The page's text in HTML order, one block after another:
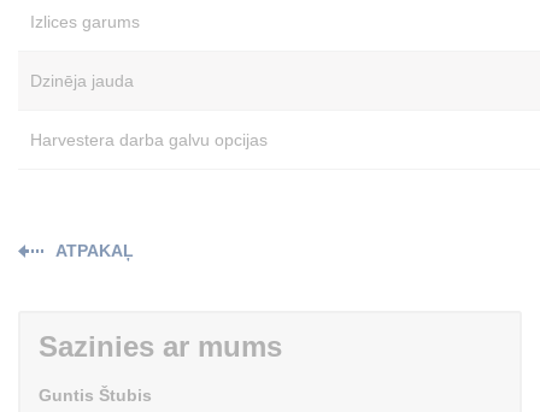
Izlices garums
Dzinēja jauda
Harvestera darba galvu opcijas
ATPAKAĻ
Sazinies ar mums
Guntis Štubis